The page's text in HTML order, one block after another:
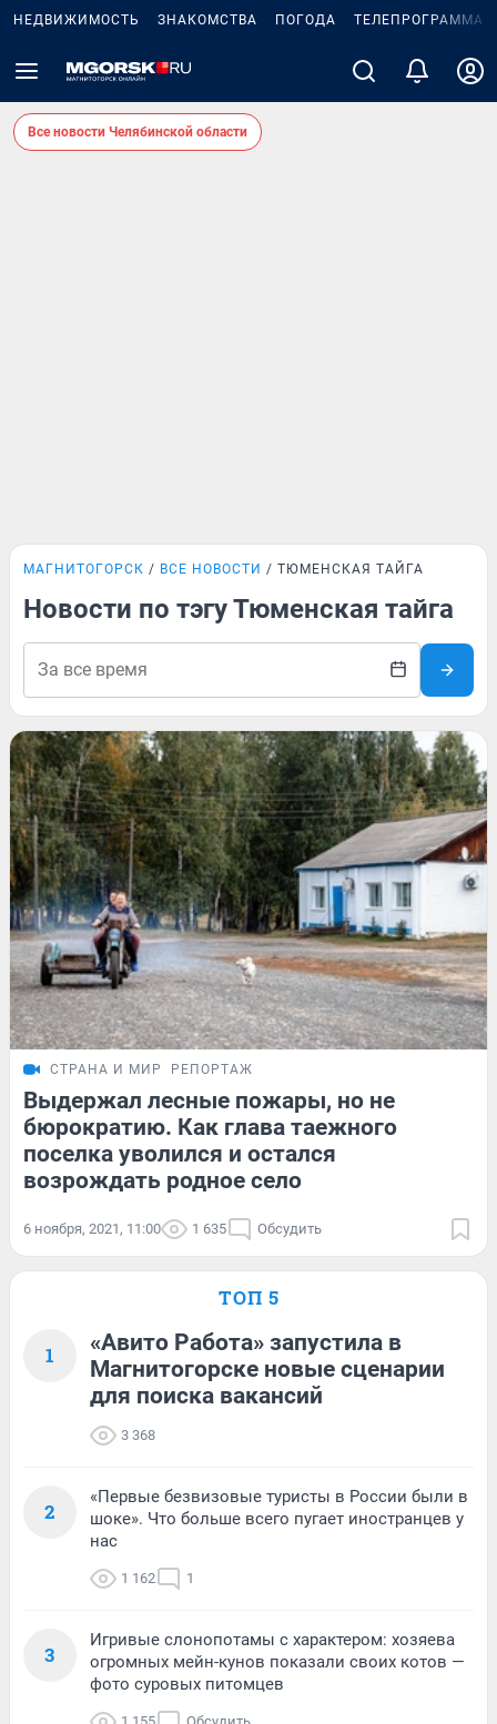
НЕДВИЖИМОСТЬ ЗНАКОМСТВА ПОГОДА ТЕЛЕПРОГРАММА
Все новости Челябинской области
МАГНИТОГОРСК ВСЕ НОВОСТИ ТЮМЕНСКАЯ ТАЙГА
Новости по тэгу Тюменская тайга
СТРАНА И МИР РЕПОРТАЖ
Выдержал лесные пожары, но не
бюрократию. Как глава таежного
поселка уволился и остался
возрождать родное село
6 ноября, 2021, 11:00 1 635 Обсудить
ТОП 5
1
«Авито Работа» запустила в
Магнитогорске новые сценарии
для поиска вакансий
3 368
2
«Первые безвизовые туристы в России были в
шоке». Что больше всего пугает иностранцев у
нас
1 162 1
3
Игривые слонопотамы с характером: хозяева
огромных мейн-кунов показали своих котов —
фото суровых питомцев